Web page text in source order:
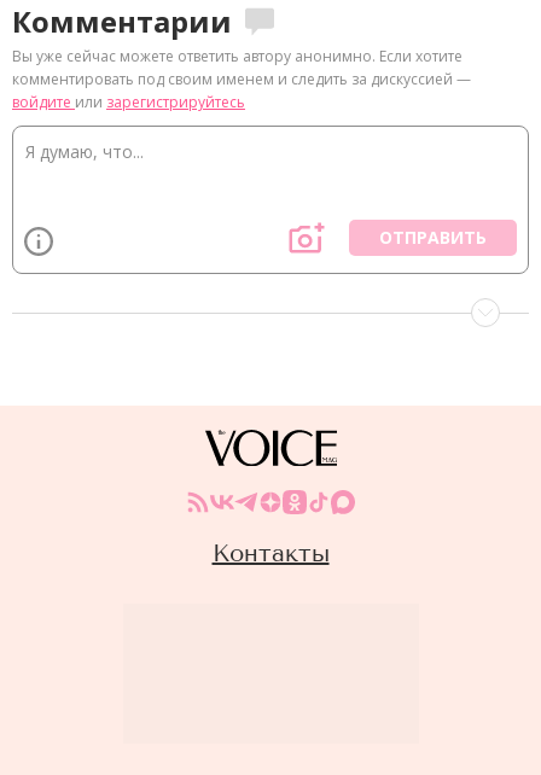
Комментарии
Вы уже сейчас можете ответить автору анонимно. Если хотите
комментировать под своим именем и следить за дискуссией —
войдите или зарегистрируйтесь
ОТПРАВИТЬ
Контакты